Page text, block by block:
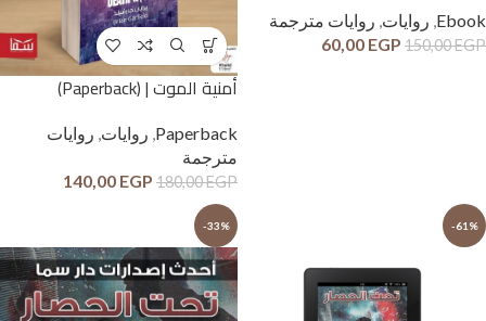
Ebook
, روايات, روايات مترجمة
150,00EGP
60,00 EGP
أمنية الموت | (Paperback)
Paperback روايات روايات
مترجمة
180,00EGP
140,00 EGP
-61%
-33%